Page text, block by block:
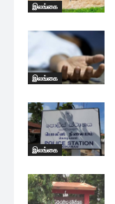
இலங்கை
இலங்கை
இலங்கை